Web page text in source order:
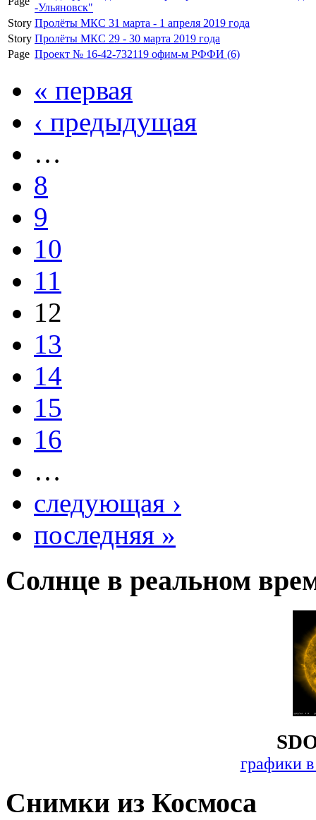
-Ульяновск"
Story Пролёты МКС 31 марта - 1 апреля 2019 года
Story Пролёты МКС 29 - 30 марта 2019 года
Page Проект № 16-42-732119 офим-м РФФИ (6)
« первая
‹ предыдущая
…
8
9
10
11
12
13
14
15
16
…
следующая ›
последняя »
Солнце в реальном
графики
Снимки из Космоса